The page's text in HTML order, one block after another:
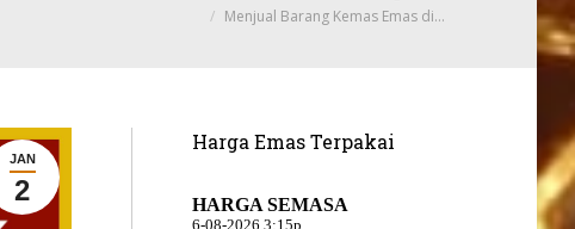
Menjual Barang Kemas Emas di…
JAN
2
Harga Emas Terpakai